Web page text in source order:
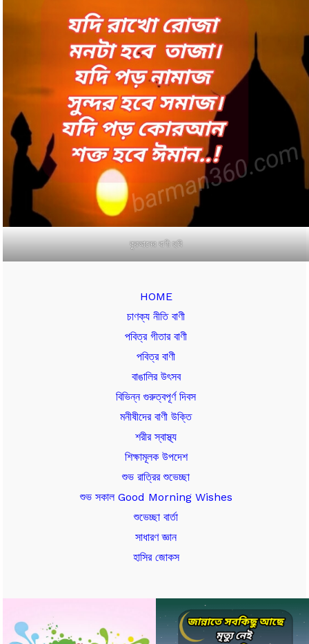
কুরআনের বাণী ছবি
HOME
চাণক্য নীতি বাণী
পবিত্র গীতার বাণী
পবিত্র বাণী
বাঙালির উৎসব
বিভিন্ন গুরুত্বপূর্ণ দিবস
মনীষীদের বাণী উক্তি
শরীর স্বাস্থ্য
শিক্ষামূলক উপদেশ
শুভ রাত্রির শুভেচ্ছা
শুভ সকাল Good Morning Wishes
শুভেচ্ছা বার্তা
সাধারণ জ্ঞান
হাসির জোকস